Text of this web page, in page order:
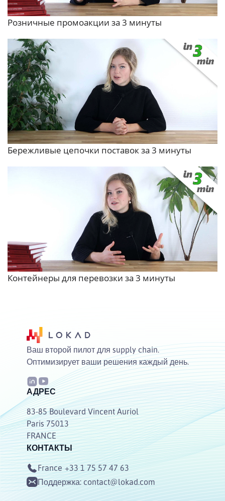
Розничные промоакции за 3 минуты
Бережливые цепочки поставок за 3 минуты
Контейнеры для перевозки за 3 минуты
Ваш второй пилот для supply chain.
Оптимизирует ваши решения каждый день.
АДРЕС
83-85 Boulevard Vincent Auriol
Paris 75013
FRANCE
КОНТАКТЫ
France +33 1 75 57 47 63
Поддержка: contact@lokad.com